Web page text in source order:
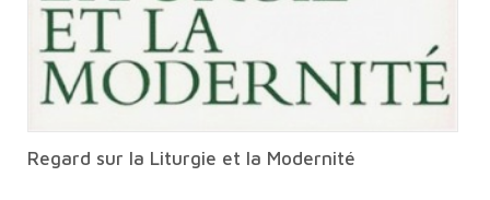
Regard sur la Liturgie et la Modernité